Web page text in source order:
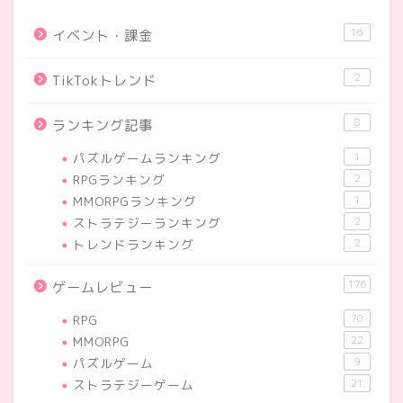
イベント・課金 16
TikTokトレンド 2
ランキング記事 8
パズルゲームランキング 1
RPGランキング 2
MMORPGランキング 1
ストラテジーランキング 2
トレンドランキング 2
ゲームレビュー 176
RPG 70
MMORPG 22
パズルゲーム 9
ストラテジーゲーム 21